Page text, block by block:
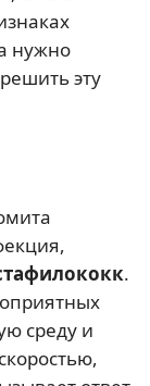
нужно
эту
.
среду и